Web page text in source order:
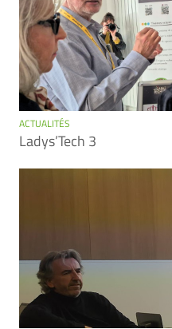
ACTUALITÉS
Ladys’Tech 3